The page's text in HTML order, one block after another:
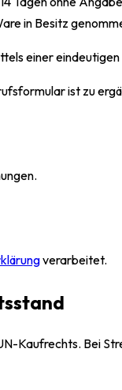
in Besitz
einer
ist zu
verarbeitet.
Kaufrechts. Bei